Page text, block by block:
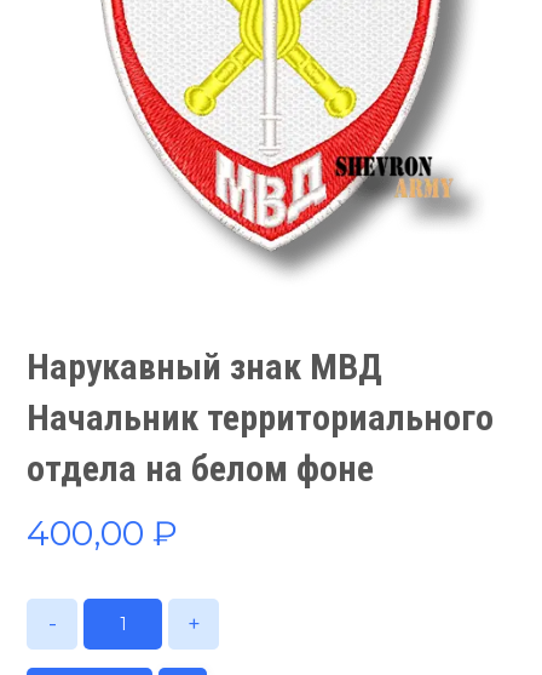
Нарукавный знак МВД
Начальник территориального
отдела на белом фоне
400,00₽
- +